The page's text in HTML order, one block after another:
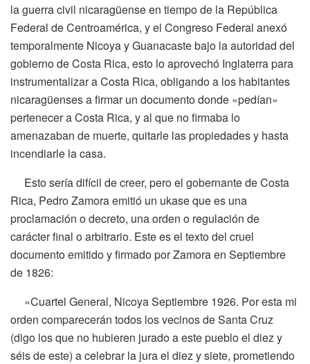
la guerra civil nicaragüense en tiempo de la República
Federal de Centroamérica, y el Congreso Federal anexó
temporalmente Nicoya y Guanacaste bajo la autoridad del
gobierno de Costa Rica, esto lo aprovechó Inglaterra para
instrumentalizar a Costa Rica, obligando a los habitantes
nicaragüenses a firmar un documento donde «pedían»
pertenecer a Costa Rica, y al que no firmaba lo
amenazaban de muerte, quitarle las propiedades y hasta
incendiarle la casa.
Esto sería difícil de creer, pero el gobernante de Costa
Rica, Pedro Zamora emitió un ukase que es una
proclamación o decreto, una orden o regulación de
carácter final o arbitrario. Este es el texto del cruel
documento emitido y firmado por Zamora en Septiembre
de 1826:
«Cuartel General, Nicoya Septiembre 1926. Por esta mi
orden comparecerán todos los vecinos de Santa Cruz
(digo los que no hubieren jurado a este pueblo el diez y
séis de este) a celebrar la jura el diez y siete, prometiendo